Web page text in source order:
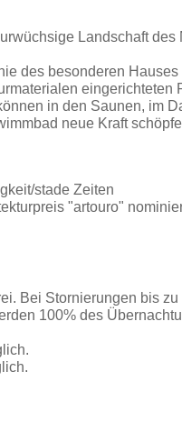
Landschaft des
des besonderen Hauses
eingerichteten
in den Saunen, im
neue Kraft
stade Zeiten
"artouro"
Bei Stornierungen bis
100% des